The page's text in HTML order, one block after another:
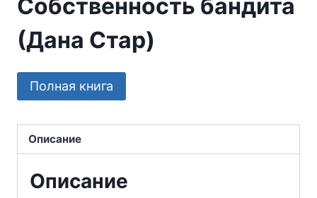
Собственность бандита
(Дана Стар)
Полная книга
Описание
Описание